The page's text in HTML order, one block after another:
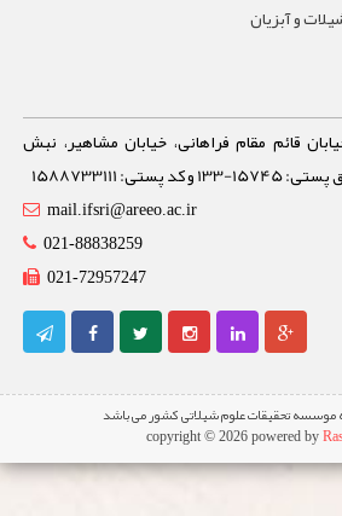
و آبزیان
قائم مقام فراهانی، خیابان مشاهیر، نبش
mail.ifsri@areeo.ac.ir
021-88838259
021-72957247
موسسه تحقیقات علوم شیلاتی کشور می باشد
copyright © 2026 powered by